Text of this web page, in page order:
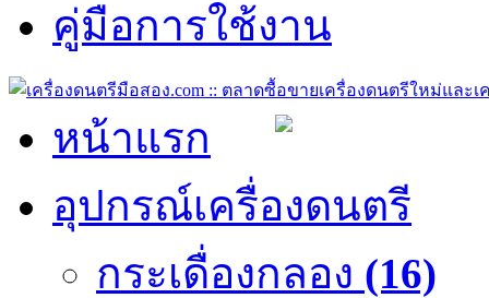
คู่มือการใช้งาน
หน้าแรก
อุปกรณ์เครื่องดนตรี
กระเดื่องกลอง (16)